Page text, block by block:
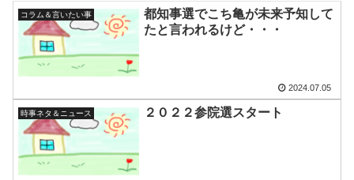
コラム＆言いたい事
都知事選でこち亀が未来予知して
たと言われるけど・・・
2024.07.05
時事ネタ＆ニュース ２０２２参院選スタート